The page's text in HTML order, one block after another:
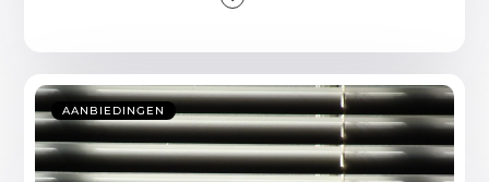
AANBIEDINGEN